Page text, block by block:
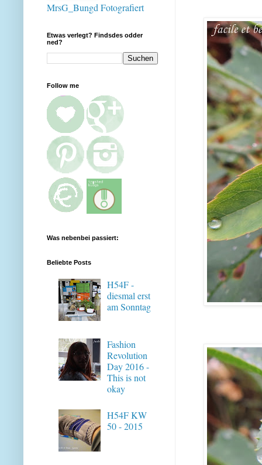
MrsG_Bungd Fotografiert
Etwas verlegt? Findsdes odder
ned?
Follow me
Was nebenbei passiert:
Beliebte Posts
H54F -
diesmal erst
am Sonntag
Fashion
Revolution
Day 2016 -
This is not
okay
H54F KW
50 - 2015